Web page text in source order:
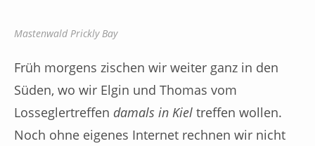
Mastenwald Prickly Bay
Früh morgens zischen wir weiter ganz in den
Süden, wo wir Elgin und Thomas vom
Losseglertreffen damals in Kiel treffen wollen.
Noch ohne eigenes Internet rechnen wir nicht